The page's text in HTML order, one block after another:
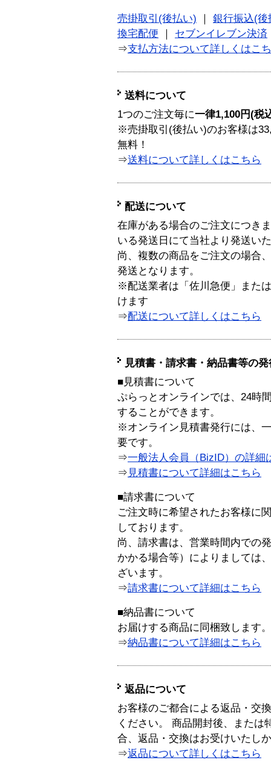
売掛取引(後払い)
銀行振込(後
換宅配便
セブンイレブン決済
⇒支払方法について詳しくはこ
送料について
1つのご注文毎に一律1,100円(税
※売掛取引(後払い)のお客様は
無料！
⇒送料について詳しくはこちら
配送について
在庫がある場合のご注文につき
いる発送日にて当社より発送い
尚、複数の商品をご注文の場合
発送となります。
※配送業者は「佐川急便」また
けます
⇒配送について詳しくはこちら
見積書・請求書・納品書等の
■見積書について
ぷらっとオンラインでは、24時
することができます。
※オンライン見積書発行には、
要です。
⇒一般法人会員（BizID）の詳細
⇒ 見積書について詳細はこちら
■請求書について
ご注文時に希望されたお客様に
しております。
尚、請求書は、営業時間内での
かかる場合等）によりましては
ざいます。
⇒請求書について詳細はこちら
■納品書について
お届けする商品に同梱致します。
⇒納品書について詳細はこちら
返品について
お客様のご都合による返品・交
ください。 商品開封後、または
合、返品・交換はお受けいたし
⇒返品について詳しくはこちら